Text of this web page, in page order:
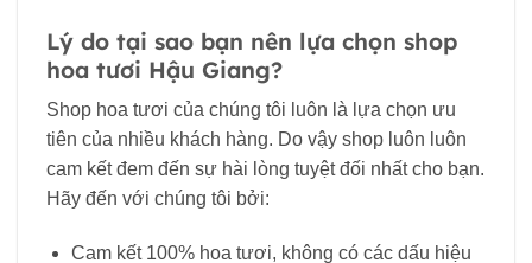
Lý do tại sao bạn nên lựa chọn shop
hoa tươi Hậu Giang?
Shop hoa tươi của chúng tôi luôn là lựa chọn ưu
tiên của nhiều khách hàng. Do vậy shop luôn luôn
cam kết đem đến sự hài lòng tuyệt đối nhất cho bạn.
Hãy đến với chúng tôi bởi:
Cam kết 100% hoa tươi, không có các dấu hiệu